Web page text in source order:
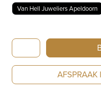
Van Hell Juweliers Apeldoorn
Artur
Scholl
armband
roségoud
AFSPRAAK